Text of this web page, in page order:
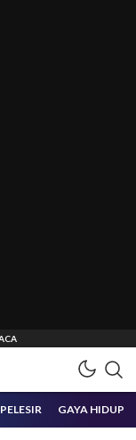
PELESIR GAYA HIDUP